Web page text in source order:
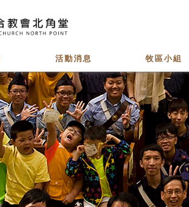
活動消息 牧區小組
少青牧區
家成牧區
長青牧區